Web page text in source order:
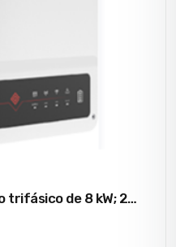
trifásico de 8 kW; 2